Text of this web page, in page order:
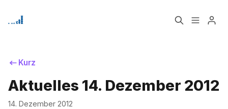
Home
Bitte geben Sie mindestens 3 Zeichen ein
Kurz
Aktuelles 14. Dezember 2012
14. Dezember 2012